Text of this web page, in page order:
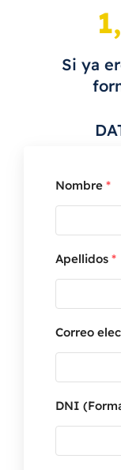
Si ya
Nombre *
Apellidos *
Correo
DNI